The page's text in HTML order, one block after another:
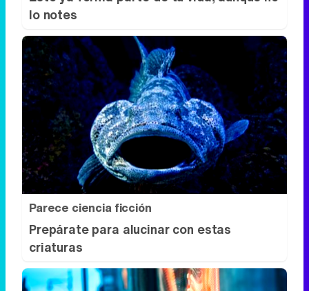
Parece ciencia ficción
Prepárate para alucinar con estas
criaturas